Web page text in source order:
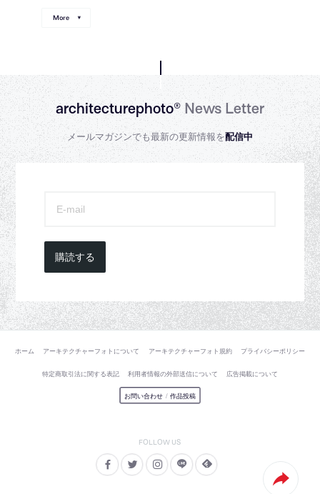
More
architecturephoto®News Letter
メールマガジンでも最新の更新情報を配信中
購読する
ホーム アーキテクチャーフォトについて アーキテクチャーフォト規約 プライバシーポリシー
特定商取引法に関する表記 利用者情報の外部送信について 広告掲載について
お問い合わせ / 作品投稿